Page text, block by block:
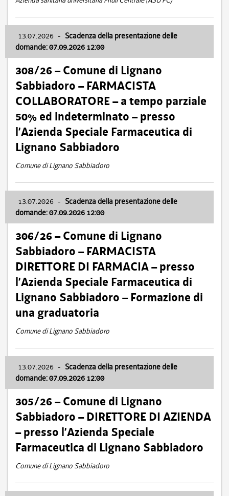
13.07.2026 - Scadenza della presentazione delle
domande: 07.09.2026 12:00
308/26 – Comune di Lignano
Sabbiadoro – FARMACISTA
COLLABORATORE – a tempo parziale
50% ed indeterminato – presso
l’Azienda Speciale Farmaceutica di
Lignano Sabbiadoro
Comune di Lignano Sabbiadoro
13.07.2026 - Scadenza della presentazione delle
domande: 07.09.2026 12:00
306/26 – Comune di Lignano
Sabbiadoro – FARMACISTA
DIRETTORE DI FARMACIA – presso
l’Azienda Speciale Farmaceutica di
Lignano Sabbiadoro – Formazione di
una graduatoria
Comune di Lignano Sabbiadoro
13.07.2026 - Scadenza della presentazione delle
domande: 07.09.2026 12:00
305/26 – Comune di Lignano
Sabbiadoro – DIRETTORE DI AZIENDA
– presso l’Azienda Speciale
Farmaceutica di Lignano Sabbiadoro
Comune di Lignano Sabbiadoro